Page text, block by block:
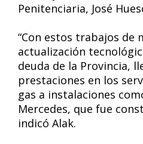
Penitenciaria, José
“Con estos trabajos de
actualización
deuda de la Provincia,
prestaciones en los
gas a instalaciones
Mercedes, que fue
indicó Alak.